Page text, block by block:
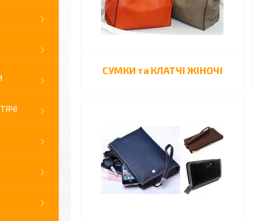
СУМКИ та КЛАТЧІ ЖІНОЧІ